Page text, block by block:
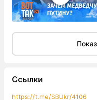
Ссылки
https://t.me/SBUkr/4106